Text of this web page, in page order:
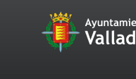
Portal
Web